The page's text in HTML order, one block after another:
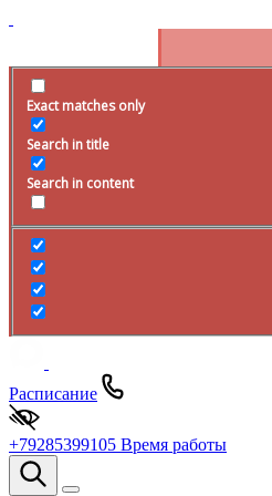
Exact matches only
Search in title
Search in content
Расписание
+79285399105 Время работы